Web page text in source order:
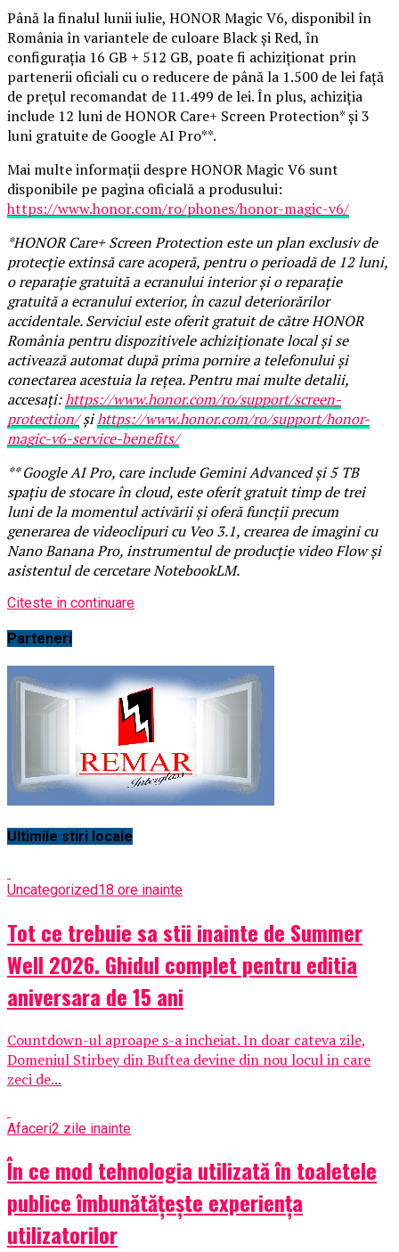
Până la finalul lunii iulie, HONOR Magic V6, disponibil în
România în variantele de culoare Black și Red, în
configurația 16 GB + 512 GB, poate fi achiziționat prin
partenerii oficiali cu o reducere de până la 1.500 de lei față
de prețul recomandat de 11.499 de lei. În plus, achiziția
include 12 luni de HONOR Care+ Screen Protection* și 3
luni gratuite de Google AI Pro**.
Mai multe informații despre HONOR Magic V6 sunt
disponibile pe pagina oficială a produsului:
https://www.honor.com/ro/phones/honor-magic-v6/
*HONOR Care+ Screen Protection este un plan exclusiv de
protecție extinsă care acoperă, pentru o perioadă de 12 luni,
o reparație gratuită a ecranului interior și o reparație
gratuită a ecranului exterior, în cazul deteriorărilor
accidentale. Serviciul este oferit gratuit de către HONOR
România pentru dispozitivele achiziționate local și se
activează automat după prima pornire a telefonului și
conectarea acestuia la rețea. Pentru mai multe detalii,
accesați:https://www.honor.com/ro/support/screen-
protection/șihttps://www.honor.com/ro/support/honor-
magic-v6-service-benefits/
** Google AI Pro, care include Gemini Advanced și 5 TB
spațiu de stocare în cloud, este oferit gratuit timp de trei
luni de la momentul activării și oferă funcții precum
generarea de videoclipuri cu Veo 3.1, crearea de imagini cu
Nano Banana Pro, instrumentul de producție video Flow și
asistentul de cercetare NotebookLM.
Citeste in continuare
Parteneri
Ultimile stiri locale
Uncategorized18 ore inainte
Tot ce trebuie sa stii inainte de Summer
Well 2026. Ghidul complet pentru editia
aniversara de 15 ani
Countdown-ul aproape s-a incheiat. In doar cateva zile,
Domeniul Stirbey din Buftea devine din nou locul in care
zeci de...
Afaceri2 zile inainte
În ce mod tehnologia utilizată în toaletele
publice îmbunătățește experiența
utilizatorilor